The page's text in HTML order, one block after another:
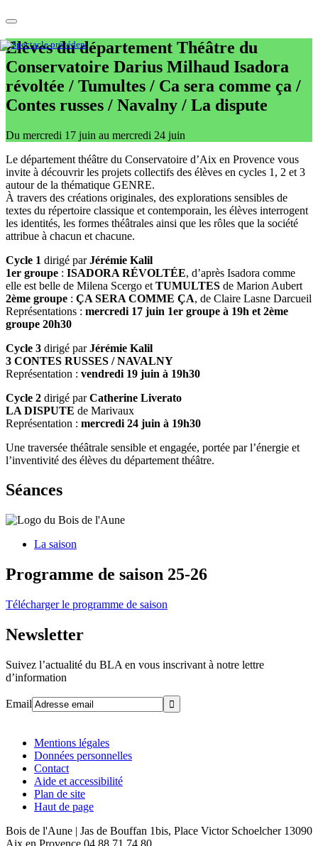
Elèves du département Théâtre du
Conservatoire Darius Milhaud Isadora
révoltée / Tumultes / Ca sera comme ça /
Contes russes / Navalny / La dispute
Du mercredi 17 juin au mercredi 24 juin
Le département théâtre du Conservatoire d’Aix en Provence vous
invite à découvrir les projets collectifs des élèves en cycles 1, 2 et 3
autour de la thématique GENRE.
À travers des créations originales, des explorations sensibles de
textes du répertoire classique et contemporain, les élèves interrogent
les identités, les formes théâtrales ainsi que les rôles que la société
attribue à chacun et chacune.
Cycle 1 dirigé parJérémie Kalil
1er groupe : ISADORA RÉVOLTÉE, d’après Isadora comme
elle est belle de Milena Scergo et TUMULTES de Marion Aubert
2ème groupe : ÇA SERA COMME ÇA, de Claire Lasne Darcueil
Représentations : mercredi 17 juin 1er groupe à 19h et 2ème
groupe 20h30
Cycle 3 dirigé parJérémie Kalil
3 CONTES RUSSES / NAVALNY
Représentation : vendredi 19 juin à 19h30
Cycle 2 dirigé parCatherine Liverato
LA DISPUTE de Marivaux
Représentation : mercredi 24 juin à 19h30
Une traversée théâtrale sensible et engagée, portée par l’énergie et
l’inventivité des élèves du département théâtre.
Séances
La saison
Programme de saison 25-26
Télécharger le programme de saison
Newsletter
Suivez l’actualité du BLA en vous inscrivant à notre lettre
d’information
Email
Mentions légales
Données personnelles
Contact
Aide et accessibilité
Plan de site
Haut de page
Bois de l'Aune | Jas de Bouffan 1bis, Place Victor Schoelcher 13090
Aix en Provence 04 88 71 74 80